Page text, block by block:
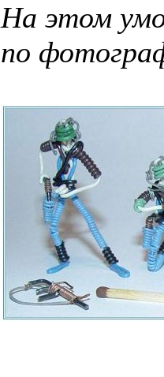
На этом
по